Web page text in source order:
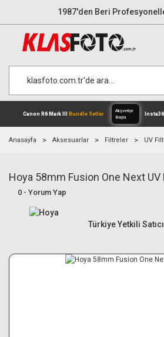
1987'den Beri
Canon R6 Mark III
Anasayfa Aksesuarlar Filtreler UV
Hoya 58mm Fusion One Next UV
0 - Yorum Yap
Türkiye Yetkili